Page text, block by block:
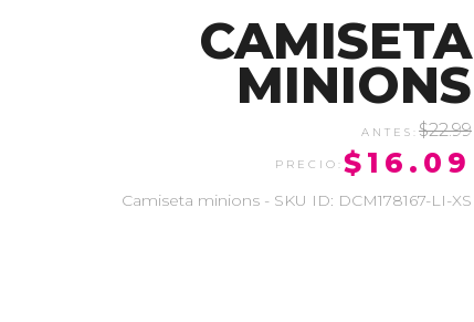
CAMISETA
MINIONS
$22.99
$16.09
Camiseta minions - SKU ID: DCM178167-LI-XS